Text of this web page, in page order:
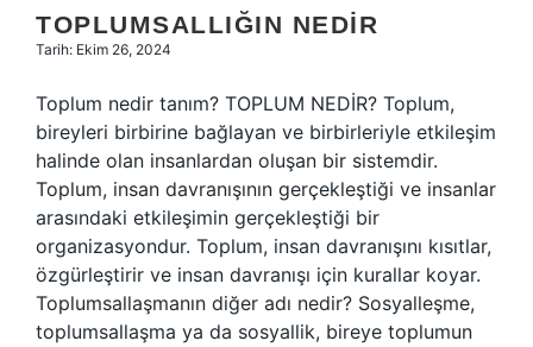
TOPLUMSALLIĞIN NEDIR
Tarih: Ekim 26, 2024
Toplum nedir tanım? TOPLUM NEDİR? Toplum,
bireyleri birbirine bağlayan ve birbirleriyle etkileşim
halinde olan insanlardan oluşan bir sistemdir.
Toplum, insan davranışının gerçekleştiği ve insanlar
arasındaki etkileşimin gerçekleştiği bir
organizasyondur. Toplum, insan davranışını kısıtlar,
özgürleştirir ve insan davranışı için kurallar koyar.
Toplumsallaşmanın diğer adı nedir? Sosyalleşme,
toplumsallaşma ya da sosyallik, bireye toplumun